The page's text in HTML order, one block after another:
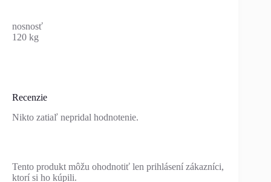
nosnosť
120 kg
Recenzie
Nikto zatiaľ nepridal hodnotenie.
Tento produkt môžu ohodnotiť len prihlásení zákazníci,
ktorí si ho kúpili.